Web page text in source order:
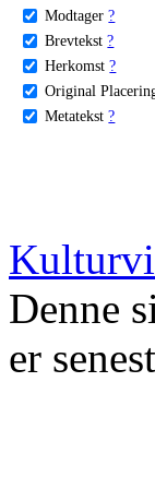
Modtager ?
Brevtekst ?
Herkomst ?
Original
Metatekst ?
Denne
er